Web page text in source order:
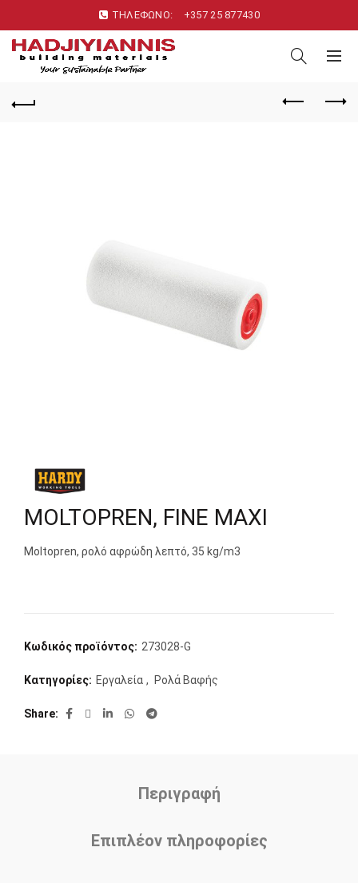
ΤΗΛΕΦΩΝΟ: +357 25 877430
MOLTOPREN, FINE MAXI
Moltopren, ρολό αφρώδη λεπτό, 35 kg/m3
Κωδικός προϊόντος: 273028-G
Κατηγορίες: Εργαλεία , Ρολά Βαφής
Share
Περιγραφή
Επιπλέον πληροφορίες